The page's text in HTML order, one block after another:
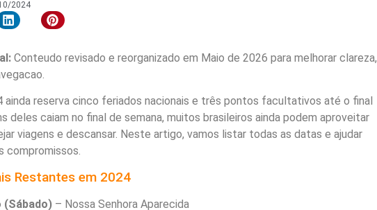
2024
Conteudo revisado e reorganizado em Maio de 2026 para melhorar clareza,
ainda reserva cinco feriados nacionais e três pontos facultativos até o final
deles caiam no final de semana, muitos brasileiros ainda podem aproveitar
viagens e descansar. Neste artigo, vamos listar todas as datas e ajudar
compromissos.
Restantes em 2024
(Sábado)– Nossa Senhora Aparecida